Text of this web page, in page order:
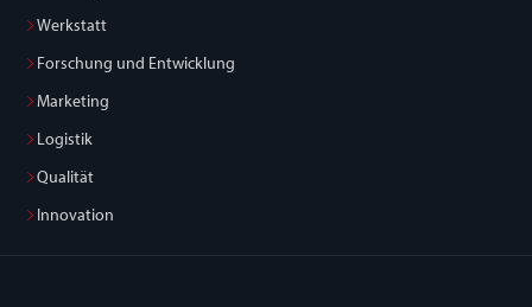
Werkstatt
Forschung und Entwicklung
Marketing
Logistik
Qualität
Innovation